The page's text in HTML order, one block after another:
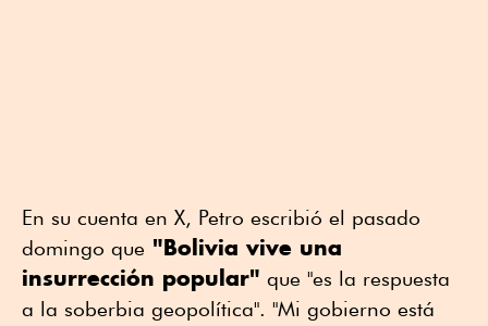
En su cuenta en X, Petro escribió el pasado
domingo que "Bolivia vive una
insurrección popular" que "es la respuesta
a la soberbia geopolítica". "Mi gobierno está